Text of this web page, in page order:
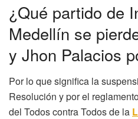
¿Qué partido de
Medellín se
y Jhon Palacios
Por lo que significa la
Resolución y por el
del Todos contra Todos de la